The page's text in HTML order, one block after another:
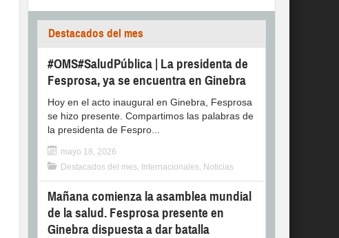
Destacados del mes
#OMS#SaludPública | La presidenta de
Fesprosa, ya se encuentra en Ginebra
Hoy en el acto inaugural en Ginebra, Fesprosa
se hizo presente. Compartimos las palabras de
la presidenta de Fespro...
mayo 18, 2026
Destacados del mes, Internacionales, Noticias
Mañana comienza la asamblea mundial
de la salud. Fesprosa presente en
Ginebra dispuesta a dar batalla